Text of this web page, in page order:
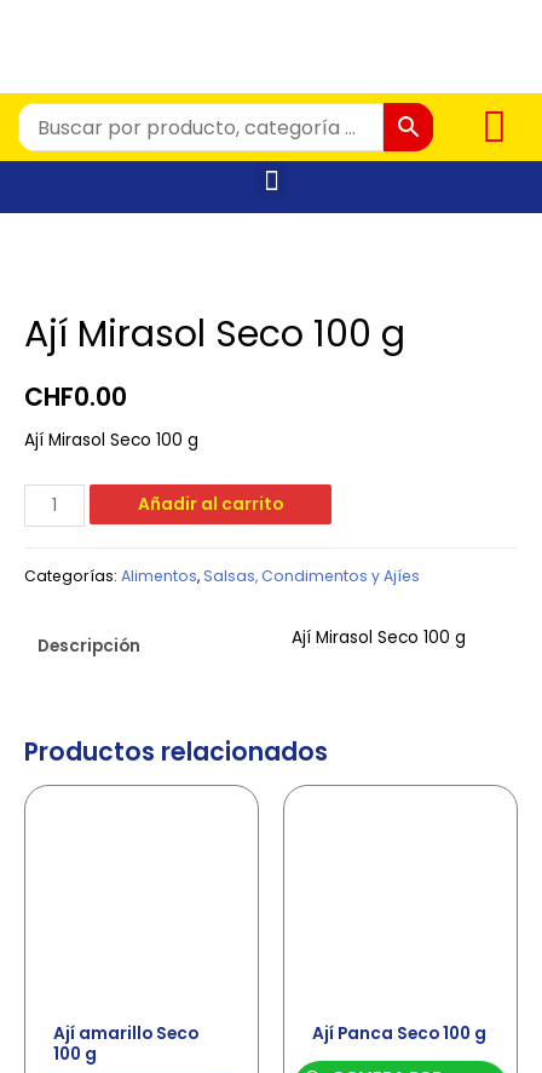
Ají Mirasol Seco 100 g
CHF0.00
Ají Mirasol Seco 100 g
Añadir al carrito
Categorías: Alimentos, Salsas, Condimentos y Ajíes
Descripción Ají Mirasol Seco 100 g
Productos relacionados
Ají amarillo Seco
100 g
Ají Panca Seco 100 g